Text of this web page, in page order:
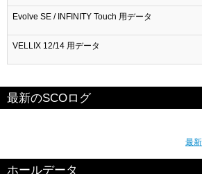
Evolve SE / INFINITY Touch 用データ
VELLIX 12/14 用データ
最新のSCOログ
最
ホールデータ